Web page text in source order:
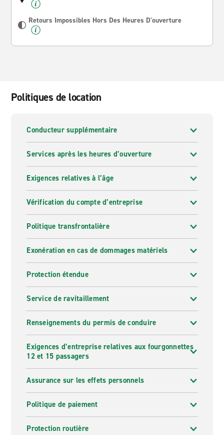
Retours Impossibles Hors Des Heures D'ouverture
Politiques de location
Conducteur supplémentaire
Services après les heures d’ouverture
Exigences relatives à l’âge
Vérification du compte d’entreprise
Politique transfrontalière
Exonération en cas de dommages matériels
Protection étendue
Service de ravitaillement
Renseignements du permis de conduire
Exigences d’entreprise relatives aux fourgonnettes
12 et 15 passagers
Assurance sur les effets personnels
Politique de paiement
Protection routière